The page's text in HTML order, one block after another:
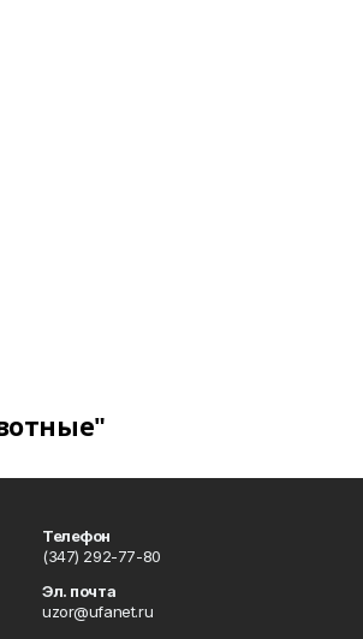
Телефон
(347) 292-77-80
Эл. почта
uzor@ufanet.ru